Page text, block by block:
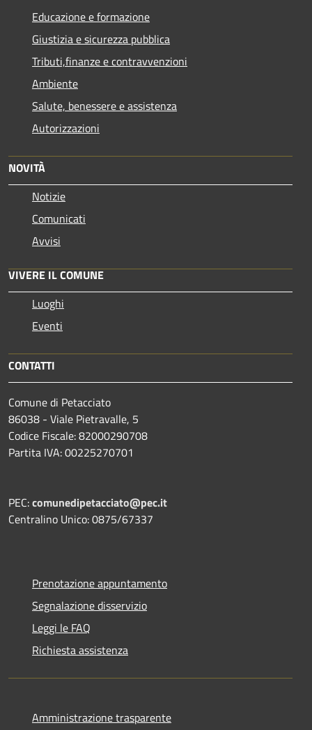
Educazione e formazione
Giustizia e sicurezza pubblica
Tributi,finanze e contravvenzioni
Ambiente
Salute, benessere e assistenza
Autorizzazioni
NOVITÀ
Notizie
Comunicati
Avvisi
VIVERE IL COMUNE
Luoghi
Eventi
CONTATTI
Comune di Petacciato
86038 - Viale Pietravalle, 5
Codice Fiscale: 82000290708
Partita IVA: 00225270701
PEC:comunedipetacciato@pec.it
Centralino Unico: 0875/67337
Prenotazione appuntamento
Segnalazione disservizio
Leggi le FAQ
Richiesta assistenza
Amministrazione trasparente